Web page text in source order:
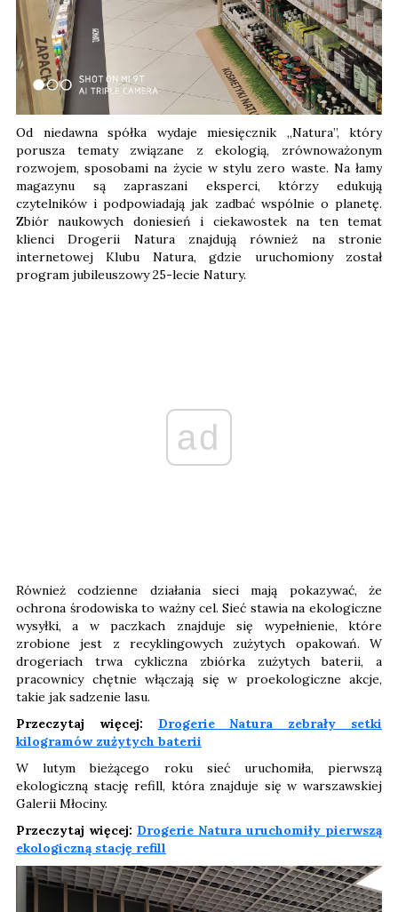
Od niedawna spółka wydaje miesięcznik „Natura”, który
porusza tematy związane z ekologią, zrównoważonym
rozwojem, sposobami na życie w stylu zero waste. Na łamy
magazynu są zapraszani eksperci, którzy edukują
czytelników i podpowiadają jak zadbać wspólnie o planetę.
Zbiór naukowych doniesień i ciekawostek na ten temat
klienci Drogerii Natura znajdują również na stronie
internetowej Klubu Natura, gdzie uruchomiony został
program jubileuszowy 25-lecie Natury.
ad
Również codzienne działania sieci mają pokazywać, że
ochrona środowiska to ważny cel. Sieć stawia na ekologiczne
wysyłki, a w paczkach znajduje się wypełnienie, które
zrobione jest z recyklingowych zużytych opakowań. W
drogeriach trwa cykliczna zbiórka zużytych baterii, a
pracownicy chętnie włączają się w proekologiczne akcje,
takie jak sadzenie lasu.
Przeczytaj więcej: Drogerie Natura zebrały setki
kilogramów zużytych baterii
W lutym bieżącego roku sieć uruchomiła, pierwszą
ekologiczną stację refill, która znajduje się w warszawskiej
Galerii Młociny.
Przeczytaj więcej: Drogerie Natura uruchomiły pierwszą
ekologiczną stację refill